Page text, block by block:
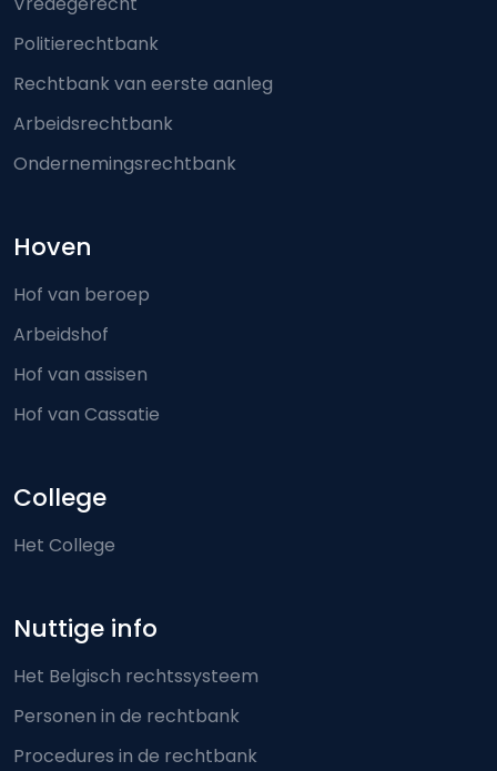
Politierechtbank
Rechtbank van eerste aanleg
Arbeidsrechtbank
Ondernemingsrechtbank
Hoven
Hof van beroep
Arbeidshof
Hof van assisen
Hof van Cassatie
College
Het College
Nuttige info
Het Belgisch rechtssysteem
Personen in de rechtbank
Procedures in de rechtbank